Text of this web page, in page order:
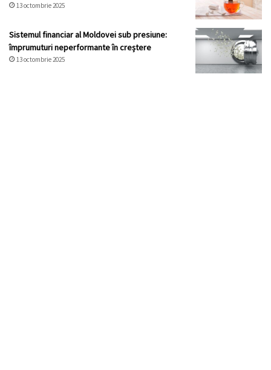
13 octombrie 2025
Sistemul financiar al Moldovei sub presiune:
împrumuturi neperformante în creștere
13 octombrie 2025